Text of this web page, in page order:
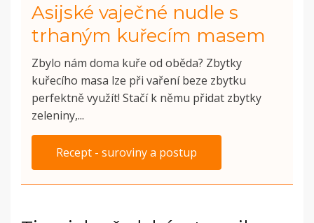
Asijské vaječné nudle s
trhaným kuřecím masem
Zbylo nám doma kuře od oběda? Zbytky
kuřecího masa lze při vaření beze zbytku
perfektně využít! Stačí k němu přidat zbytky
zeleniny,...
Recept - suroviny a postup